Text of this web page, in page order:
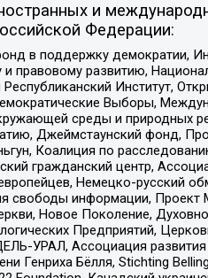
и
Федерации:
в поддержку демократии,
правовому развитию,
Институт,
Выборы,
среды и природных
Джеймстаунский фонд,
Коалиция по
гражданский центр,
Немецко-русский
свободы информации, Проект
Новое Поколение,
Предприятий,
УРАЛ, Ассоциация развития
Генриха Бёлля, Stichting